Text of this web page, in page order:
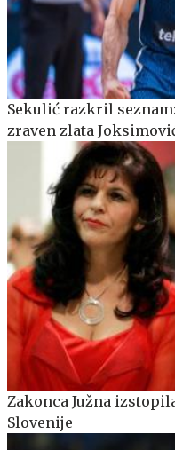
Sekulić razkril
zraven zlata
Zakonca Južna
Slovenije